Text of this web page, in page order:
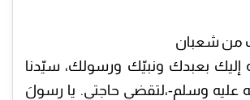
من شعبان
إليك بعبدك ونبيّك ورسولك، سيّدنا
عليه وسلم-،لتقضي حاجتي. يا رسولَ